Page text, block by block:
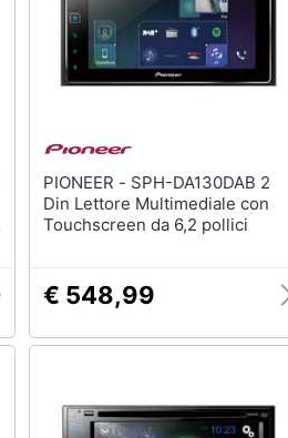
PIONEER - SPH-DA130DAB 2
Din Lettore Multimediale con
Touchscreen da 6,2 pollici
€ 548,99